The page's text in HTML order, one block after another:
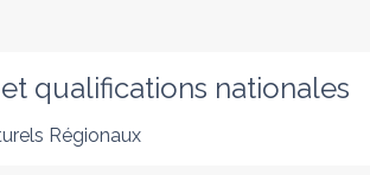
qualifications nationales
Régionaux